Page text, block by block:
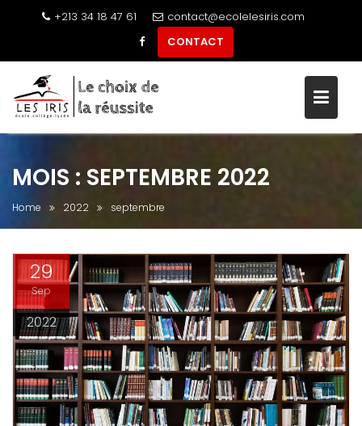
content
+213 34 18 47 61
contact@ecolelesiris.com
CONTACT
MOIS : SEPTEMBRE 2022
Home 2022 septembre
29
Sep
2022